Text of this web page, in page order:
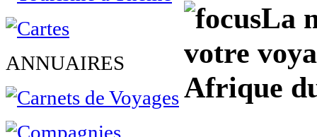
ANNUAIRES
La
votre
Afrique